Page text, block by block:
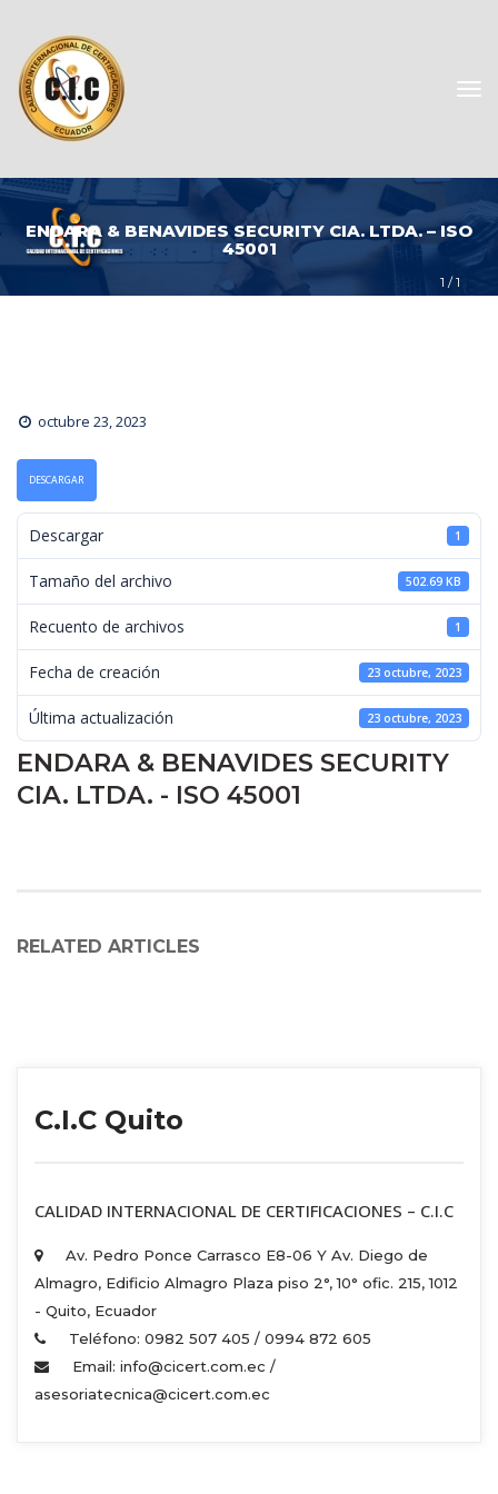
1 / 1
ENDARA & BENAVIDES SECURITY CIA. LTDA. – ISO
45001
octubre 23, 2023
DESCARGAR
Descargar 1
Tamaño del archivo 502.69 KB
Recuento de archivos 1
Fecha de creación 23 octubre, 2023
Última actualización 23 octubre, 2023
ENDARA & BENAVIDES SECURITY
CIA. LTDA. - ISO 45001
RELATED ARTICLES
C.I.C Quito
CALIDAD INTERNACIONAL DE CERTIFICACIONES – C.I.C
Av. Pedro Ponce Carrasco E8-06 Y Av. Diego de
Almagro, Edificio Almagro Plaza piso 2°, 10° ofic. 215, 1012
- Quito, Ecuador
Teléfono: 0982 507 405 / 0994 872 605
Email: info@cicert.com.ec /
asesoriatecnica@cicert.com.ec